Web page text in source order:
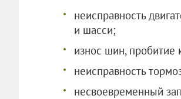
неисправность
и шасси;
износ шин, пробитие
неисправность
несвоевременный